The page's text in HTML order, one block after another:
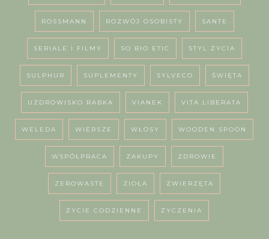
ROSSMANN ROZWÓJ OSOBISTY SANTE
SERIALE I FILMY SO BIO ETIC STYL ŻYCIA
SULPHUR SUPLEMENTY SYLVECO ŚWIĘTA
UZDROWISKO RABKA VIANEK VITA LIBERATA
WELEDA WIERSZE WŁOSY WOODEN SPOON
WSPÓŁPRACA ZAKUPY ZDROWIE
ZEROWASTE ZIOŁA ZWIERZĘTA
ŻYCIE CODZIENNE ŻYCZENIA